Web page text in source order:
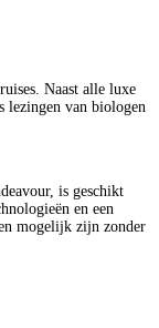
Naast alle luxe
lezingen van biologen
is geschikt
en een
mogelijk zijn zonder